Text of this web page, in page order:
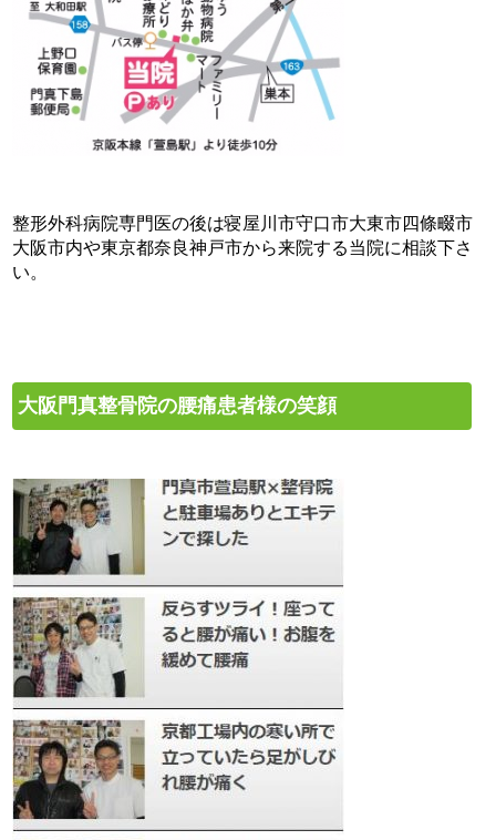
整形外科病院専門医の後は寝屋川市守口市大東市四條畷市
大阪市内や東京都奈良神戸市から来院する当院に相談下さ
い。
大阪門真整骨院の腰痛患者様の笑顔